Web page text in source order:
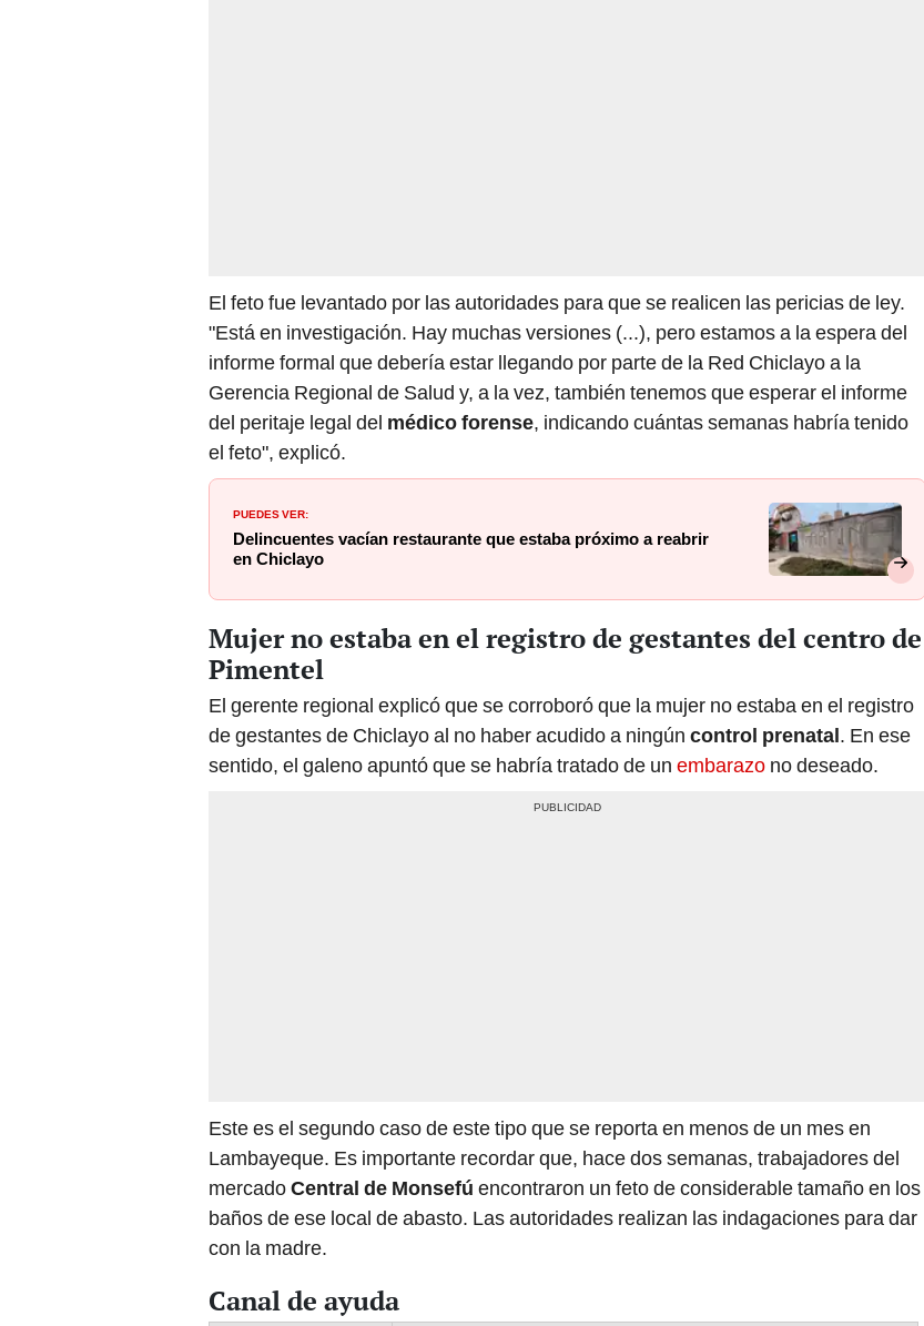
El feto fue levantado por las autoridades para que se realicen las pericias de ley.
"Está en investigación. Hay muchas versiones (...), pero estamos a la espera del
informe formal que debería estar llegando por parte de la Red Chiclayo a la
Gerencia Regional de Salud y, a la vez, también tenemos que esperar el informe
del peritaje legal del médico forense, indicando cuántas semanas habría tenido
el feto", explicó.
PUEDES VER:
Delincuentes vacían restaurante que estaba próximo a reabrir
en Chiclayo
Mujer no estaba en el registro de gestantes del centro de
Pimentel
El gerente regional explicó que se corroboró que la mujer no estaba en el registro
de gestantes de Chiclayo al no haber acudido a ningún control prenatal. En ese
sentido, el galeno apuntó que se habría tratado de un embarazo no deseado.
Este es el segundo caso de este tipo que se reporta en menos de un mes en
Lambayeque. Es importante recordar que, hace dos semanas, trabajadores del
mercadoCentral de Monsefú encontraron un feto de considerable tamaño en los
baños de ese local de abasto. Las autoridades realizan las indagaciones para dar
con la madre.
Canal de ayuda